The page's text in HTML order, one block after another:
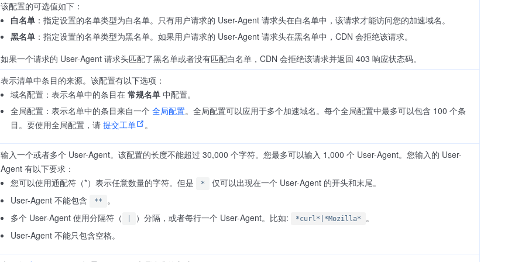
该配置的可选值如下：
白名单：指定设置的名单类型为白名单。只有用户请求的 User-Agent 请求头在白名单中，该请求才能访问您的加速域名。
黑名单：指定设置的名单类型为黑名单。如果用户请求的 User-Agent 请求头在黑名单中，CDN 会拒绝该请求。
如果一个请求的 User-Agent 请求头匹配了黑名单或者没有匹配白名单，CDN 会拒绝该请求并返回 403 响应状态码。
表示清单中条目的来源。该配置有以下选项：
域名配置：表示名单中的条目在 常规名单中配置。
全局配置：表示名单中的条目来自一个 全局配置。全局配置可以应用于多个加速域名。每个全局配置中最多可以包含 100 个条
目。要使用全局配置，请 提交工单 。
输入一个或者多个 User-Agent。该配置的长度不能超过 30,000 个字符。您最多可以输入 1,000 个 User-Agent。您输入的 User-
Agent 有以下要求：
您可以使用通配符（*）表示任意数量的字符。但是
*
仅可以出现在一个 User-Agent 的开头和末尾。
User-Agent 不能包含
**
。
多个 User-Agent 使用分隔符（
）分隔，或者每行一个 User-Agent。比如: *curl*|*Mozilla*
。
User-Agent 不能只包含空格。